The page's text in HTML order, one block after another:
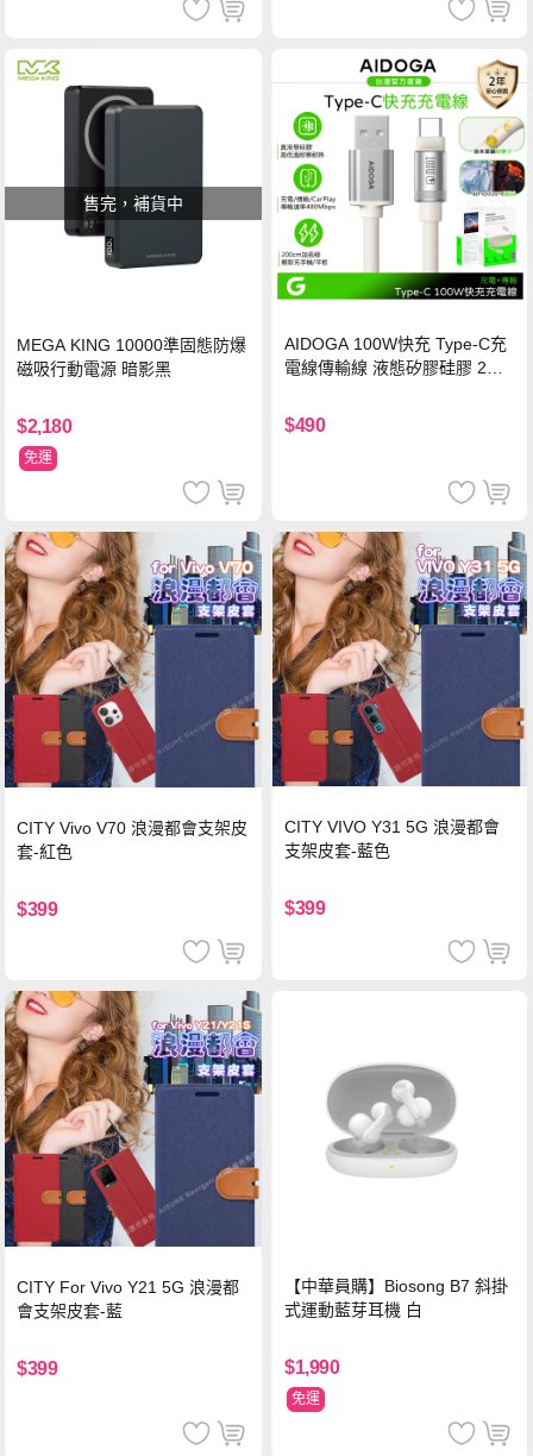
售完，補貨中
MEGA KING 10000準固態防爆
磁吸行動電源 暗影黑
$2,180
免運
AIDOGA 100W快充 Type-C充
電線傳輸線 液態矽膠硅膠 2M
$490
CITY Vivo V70 浪漫都會支架皮
套-紅色
$399
CITY VIVO Y31 5G 浪漫都會
支架皮套-藍色
$399
CITY For Vivo Y21 5G 浪漫都
會支架皮套-藍
$399
【中華員購】Biosong B7 斜掛
式運動藍芽耳機 白
$1,990
免運